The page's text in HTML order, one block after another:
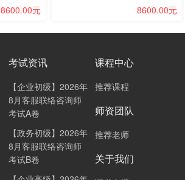
8600.00元
8600.00元
考试资讯
【企业初级】2026年
8月客服联络咨询师
考试A卷
【政务初级】2026年
8月客服联络咨询师
考试B卷
课程中心
推荐课程
师资团队
推荐老师
关于我们